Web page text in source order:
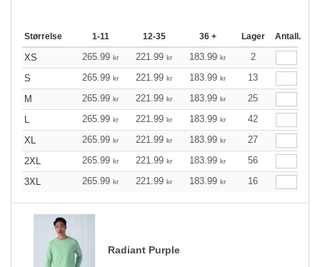
Størrelse 1-11 12-35 36 + Lager Antall.
XS 265.99 kr 221.99 kr 183.99 kr
2
S
265.99 kr 221.99 kr 183.99 kr
13
M
265.99 kr 221.99 kr 183.99 kr
25
L
265.99 kr 221.99 kr 183.99 kr
42
XL
265.99 kr 221.99 kr 183.99 kr
27
2XL
265.99 kr 221.99 kr 183.99 kr
56
3XL
265.99 kr 221.99 kr 183.99 kr 16
Radiant Purple